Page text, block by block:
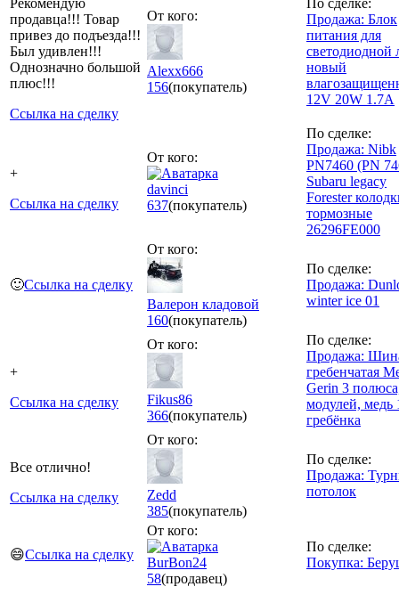
продавца!!! Товар
привез до подъезда!!!
Был удивлен!!!
Однозначно большой
плюс!!!
Ссылка на сделку
От кого:
Alexx666
156(покупатель)
Продажа: Блок
питания для
светодиодной
новый
12V 20W 1.7A
+
Ссылка на сделку
От кого:
davinci
637(покупатель)
По сделке:
Продажа: Nibk
PN7460 (PN
Subaru legacy
Forester
тормозные
26296FE000
🙂Ссылка на сделку
От кого:
Валерон кладовой
160(покупатель)
По сделке:
Продажа:
winter ice 01
+
Ссылка на сделку
От кого:
Fikus86
366(покупатель)
По сделке:
Продажа:
гребенчатая
Gerin 3
модулей, медь
гребёнка
Все отлично!
Ссылка на сделку
От кого:
Zedd
385(покупатель)
По сделке:
Продажа:
потолок
😄Ссылка на сделку
От кого:
BurBon24
58(продавец)
По сделке:
Покупка: